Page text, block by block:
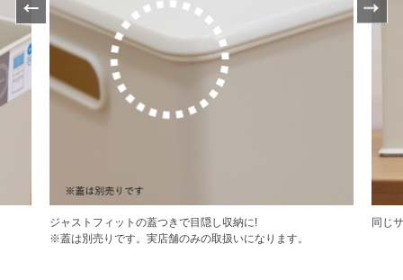
ous
ジャストフィットの蓋つきで目隠し収納に!
※蓋は別売りです。実店舗のみの取扱いになります。
同じ
Next